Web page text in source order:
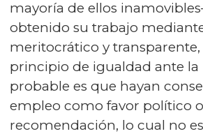
mayoría de ellos
obtenido su trabajo
meritocrático y transparente,
principio de igualdad ante la
probable es que hayan
empleo como favor político o
recomendación, lo cual no